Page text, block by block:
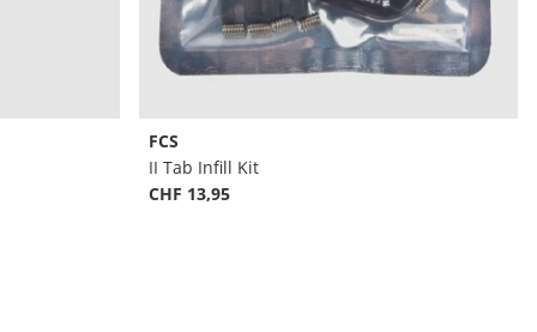
FCS
II Tab Infill Kit
CHF 13,95